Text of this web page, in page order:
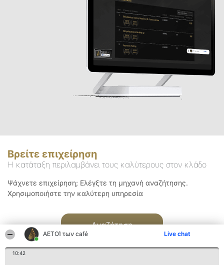
ΑΕΤΟΊ των café Live chat
10:42
Βρείτε επιχείρηση
Η κατάταξη περιλαμβάνει τους καλύτερους στον κλάδο
Ψάχνετε επιχείρηση; Ελέγξτε τη μηχανή αναζήτησης.
Χρησιμοποιήστε την καλύτερη υπηρεσία
Αναζήτηση